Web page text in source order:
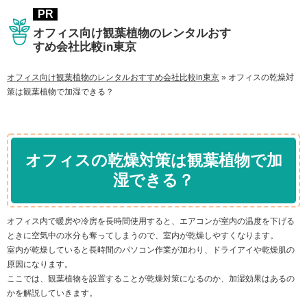
オフィス向け観葉植物のレンタルおす
すめ会社比較in東京
オフィス向け観葉植物のレンタルおすすめ会社比較in東京 » オフィスの乾燥対
策は観葉植物で加湿できる？
オフィスの乾燥対策は観葉植物で加
湿できる？
オフィス内で暖房や冷房を長時間使用すると、エアコンが室内の温度を下げる
ときに空気中の水分も奪ってしまうので、室内が乾燥しやすくなります。
室内が乾燥していると長時間のパソコン作業が加わり、ドライアイや乾燥肌の
原因になります。
ここでは、観葉植物を設置することが乾燥対策になるのか、加湿効果はあるの
かを解説していきます。